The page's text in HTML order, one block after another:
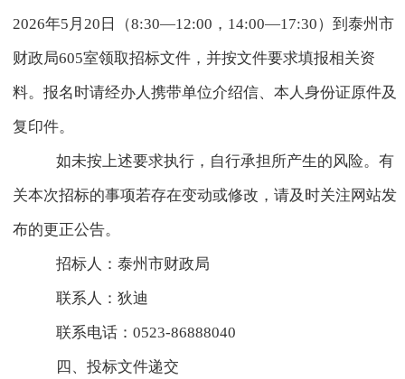
2026年5 月20 日（8:30—12:00 ， 14:00—17:30）到泰州市
财政局605室领取招标文件，并按文件要求填报相关资
料。报名时请经办人携带单位介绍信、本人身份证原件及
复印件。
如未按上述要求执行，自行承担所产生的风险。有
关本次招标的事项若存在变动或修改，请及时关注网站发
布的更正公告。
招标人：泰州市财政局
联系人：狄迪
联系电话：0523-86888040
四、投标文件递交